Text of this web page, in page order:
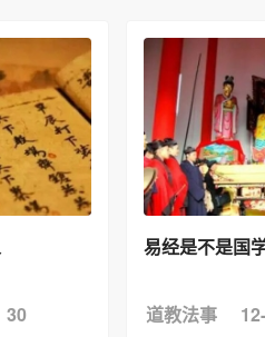
30
易经是不是国
道教法事